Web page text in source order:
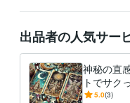
●自分を愛することで生活が
毎日のジャーナリング
自分の感情に向き合う事を
少しずつ自分を好きになれ
出品者の人気サー
神秘の直
トでサク
ロットで
5.0(3)